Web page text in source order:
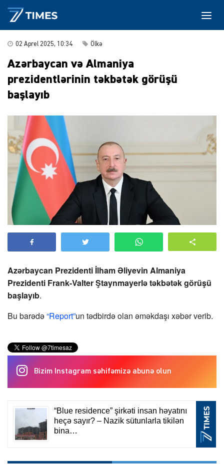
02 Aprel 2025, 10:34 Ölkə
Azərbaycan və Almaniya
prezidentlərinin təkbətək görüşü
başlayıb
Azərbaycan Prezidenti İlham Əliyevin Almaniya
Prezidenti Frank-Valter Ştaynmayerlə təkbətək görüşü
başlayıb.
Bu barədə“Report”un tədbirdə olan əməkdaşı xəbər verib.
Bizim Instagram səhifəmizə abunə olun